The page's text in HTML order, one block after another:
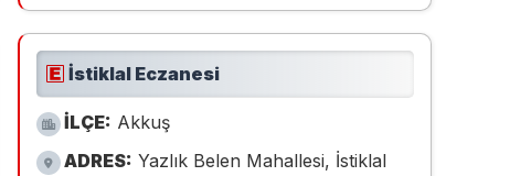
İstiklal Eczanesi
İLÇE: Akkuş
ADRES: Yazlık Belen Mahallesi, İstiklal